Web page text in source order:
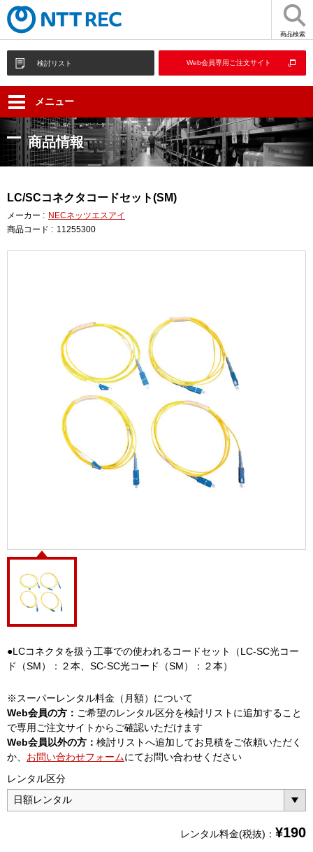
商品検索
検討リスト Web会員専用ご注文サイト
メニュー
商品情報
LC/SCコネクタコードセット(SM)
メーカー : NECネッツエスアイ
商品コード : 11255300
●LCコネクタを扱う工事での使われるコードセット（LC-SC光コー
ド（SM）：２本、SC-SC光コード（SM）：２本）
※スーパーレンタル料金（月額）について
Web会員の方： ご希望のレンタル区分を検討リストに追加すること
で専用ご注文サイトからご確認いただけます
Web会員以外の方： 検討リストへ追加してお見積をご依頼いただく
か、 お問い合わせフォームにてお問い合わせください
レンタル区分
レンタル料金(税抜)： ¥190